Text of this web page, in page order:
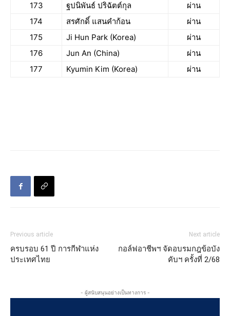
173
ฐปนิพันธ์ ปริฉัตต์กุล
ผ่าน
174
สรศักดิ์ แสนคำก้อน
ผ่าน
175
Ji Hun Park (Korea)
ผ่าน
176
Jun An (China)
ผ่าน
177
Kyumin Kim (Korea) ผ่าน
Previous article
ครบรอบ 61 ปี การกีฬาแห่ง
ประเทศไทย
Next article
กอล์ฟอาชีพฯ จัดอบรมกฎข้อบัง
คับฯ ครั้งที่ 2/68
- ผู้สนับสนุนอย่างเป็นทางการ -